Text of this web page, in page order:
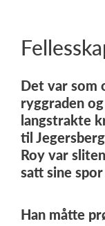
Det var som
ryggraden
langstrakte
til
Roy var
satt sine
Han måtte